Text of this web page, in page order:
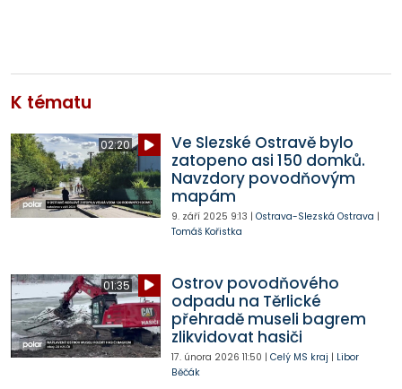
K tématu
02:20
Ve Slezské Ostravě bylo
zatopeno asi 150 domků.
Navzdory povodňovým
mapám
9. září 2025 9:13 | Ostrava-Slezská Ostrava |
Tomáš Kořistka
01:35
Ostrov povodňového
odpadu na Těrlické
přehradě museli bagrem
zlikvidovat hasiči
17. února 2026 11:50 | Celý MS kraj | Libor
Běčák